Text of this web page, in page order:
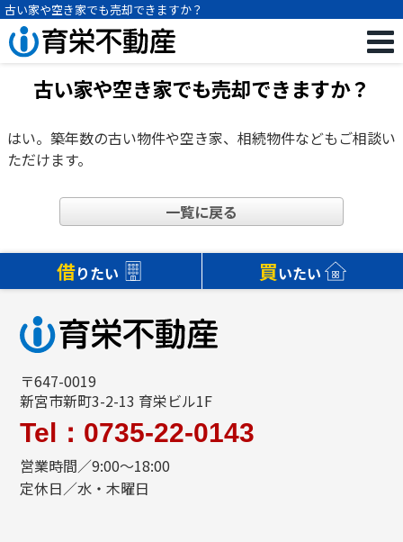
古い家や空き家でも売却できますか？
古い家や空き家でも売却できますか？
はい。築年数の古い物件や空き家、相続物件などもご相談い
ただけます。
一覧に戻る
借りたい 買いたい
〒647-0019
新宮市新町3-2-13 育栄ビル1F
Tel：0735-22-0143
営業時間／9:00～18:00
定休日／水・木曜日